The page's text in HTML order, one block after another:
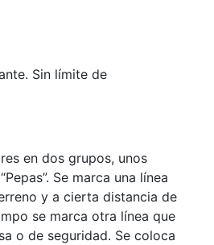
Sin límite de
en dos grupos, unos
Se marca una línea
y a cierta distancia de
se marca otra línea que
o de seguridad. Se coloca